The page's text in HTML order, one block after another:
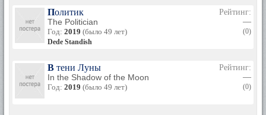
Политик
The Politician
Год: 2019 (было 49 лет)
Dede Standish
Рейтинг:
—
(0)
В тени Луны
In the Shadow of the Moon
Год: 2019 (было 49 лет)
Рейтинг:
—
(0)